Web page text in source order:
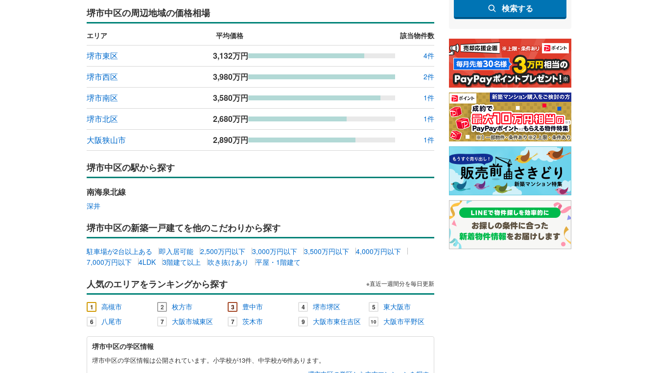
堺市中区の周辺地域の価格相場
エリア 平均価格 該当物件数
堺市東区 3,132万円 4件
堺市西区 3,980万円 2件
堺市南区 3,580万円 1件
堺市北区 2,680万円 1件
大阪狭山市 2,890万円 1件
堺市中区の駅から探す
南海泉北線
深井
堺市中区の新築一戸建てを他のこだわりから探す
駐車場が2台以上ある 即入居可能 2,500万円以下 3,000万円以下 3,500万円以下
4,000万円以下
7,000万円以下
4LDK 3階建て以上 吹き抜けあり 平屋・1階建て
人気のエリアをランキングから探す ※直近一週間分を毎日更新
1 高槻市 2 枚方市 3 豊中市 4 堺市堺区 5 東大阪市
6 八尾市 7 大阪市城東区 7 茨木市 9 大阪市東住吉区 10 大阪市平野区
堺
市
中
堺市中区の学区情報
堺市中区の学区情報は公開されています。小学校が13件、中学校が6件あります。
検索する